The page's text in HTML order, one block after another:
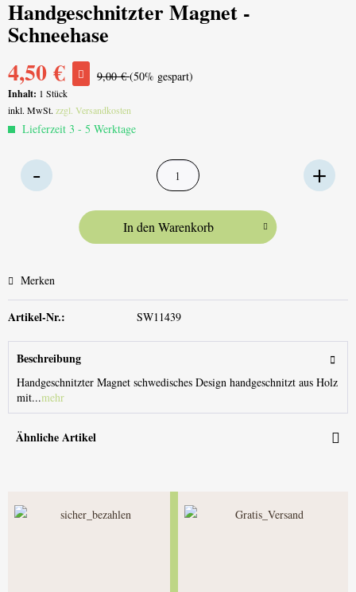
Handgeschnitzter Magnet -
Schneehase
4,50 € 9,00 €(50% gespart)
Inhalt: 1 Stück
inkl. MwSt. zzgl. Versandkosten
Lieferzeit 3 - 5 Werktage
In den Warenkorb
Merken
Artikel-Nr.: SW11439
Beschreibung
Handgeschnitzter Magnet schwedisches Design handgeschnitzt aus Holz
mit...mehr
Ähnliche Artikel